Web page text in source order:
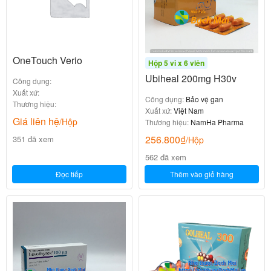
OneTouch Verio
Công dụng:
Xuất xứ:
Thương hiệu:
Giá liên hệ/Hộp
351 đã xem
Đọc tiếp
Hộp 5 vỉ x 6 viên
Ubiheal 200mg H30v
Công dụng: Bảo vệ gan
Xuất xứ:Việt Nam
Thương hiệu: NamHa Pharma
256.800₫/Hộp
562 đã xem
Thêm vào giỏ hàng